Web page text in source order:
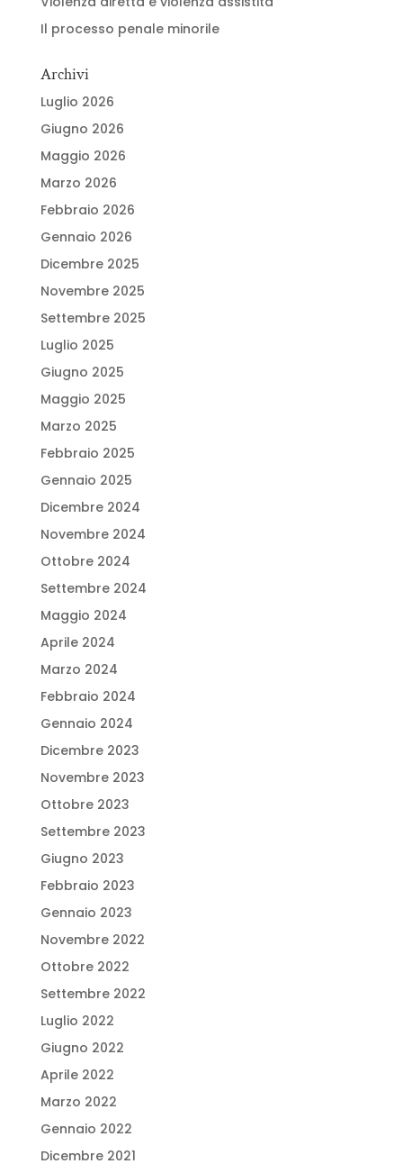
Il processo penale minorile
Archivi
Luglio 2026
Giugno 2026
Maggio 2026
Marzo 2026
Febbraio 2026
Gennaio 2026
Dicembre 2025
Novembre 2025
Settembre 2025
Luglio 2025
Giugno 2025
Maggio 2025
Marzo 2025
Febbraio 2025
Gennaio 2025
Dicembre 2024
Novembre 2024
Ottobre 2024
Settembre 2024
Maggio 2024
Aprile 2024
Marzo 2024
Febbraio 2024
Gennaio 2024
Dicembre 2023
Novembre 2023
Ottobre 2023
Settembre 2023
Giugno 2023
Febbraio 2023
Gennaio 2023
Novembre 2022
Ottobre 2022
Settembre 2022
Luglio 2022
Giugno 2022
Aprile 2022
Marzo 2022
Gennaio 2022
Dicembre 2021